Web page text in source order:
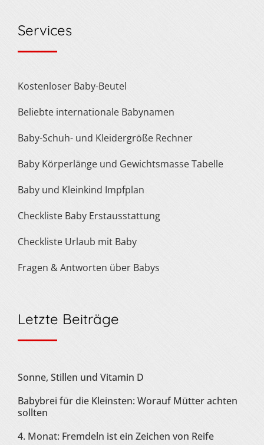
Services
Kostenloser Baby-Beutel
Beliebte internationale Babynamen
Baby-Schuh- und Kleidergröße Rechner
Baby Körperlänge und Gewichtsmasse Tabelle
Baby und Kleinkind Impfplan
Checkliste Baby Erstausstattung
Checkliste Urlaub mit Baby
Fragen & Antworten über Babys
Letzte Beiträge
Sonne, Stillen und Vitamin D
Babybrei für die Kleinsten: Worauf Mütter achten
sollten
4. Monat: Fremdeln ist ein Zeichen von Reife